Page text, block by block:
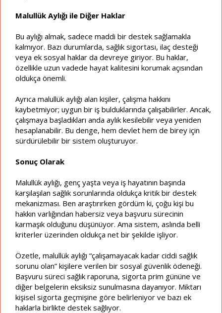
Malullük Aylığı ile Diğer Haklar
Bu aylığı almak, sadece maddi bir destek sağlamakla
kalmıyor. Bazı durumlarda, sağlık sigortası, ilaç desteği
veya ek sosyal haklar da devreye giriyor. Bu haklar,
özellikle uzun vadede hayat kalitesini korumak açısından
oldukça önemli.
Ayrıca malullük aylığı alan kişiler, çalışma hakkını
kaybetmiyor; uygun bir iş bulduklarında çalışabilirler. Ancak,
çalışmaya başladıkları anda aylık kesilebilir veya yeniden
hesaplanabilir. Bu denge, hem devlet hem de birey için
sürdürülebilir bir sistem oluşturuyor.
Sonuç Olarak
Malullük aylığı, genç yaşta veya iş hayatının başında
karşılaşılan sağlık sorunlarında oldukça kritik bir destek
mekanizması. Ben araştırırken gördüm ki, çoğu kişi bu
hakkın varlığından habersiz veya başvuru sürecinin
karmaşık olduğunu düşünüyor. Ama sistem, aslında belli
kriterler üzerinden oldukça net bir şekilde işliyor.
Özetle, malullük aylığı “çalışamayacak kadar ciddi sağlık
sorunu olan” kişilere verilen bir sosyal güvenlik ödeneği.
Başvuru süreci sağlık raporuna, sigorta prim gününe ve
diğer belgelerin eksiksiz sunulmasına dayanıyor. Miktarı
kişisel sigorta geçmişine göre belirleniyor ve bazı ek
haklarla birlikte destek sağlıyor.